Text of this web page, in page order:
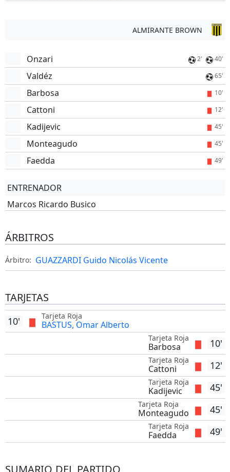
ALMIRANTE BROWN
Onzari 2' 40'
Valdéz 65'
Barbosa 10'
Cattoni 12'
Kadijevic 45'
Monteagudo 45'
Faedda 49'
ENTRENADOR
Marcos Ricardo Busico
ÁRBITROS
Árbitro: GUAZZARDI Guido Nicolás Vicente
TARJETAS
Tarjeta Roja
BASTUS, Omar Alberto
10'
10'
Tarjeta Roja
Barbosa
12'
Tarjeta Roja
Cattoni
45'
Tarjeta Roja
Kadijevic
45'
Tarjeta Roja
Monteagudo
49'
Tarjeta Roja
Faedda
SUMARIO DEL PARTIDO